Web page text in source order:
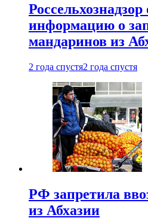
Россельхознадзор
информацию о
мандаринов из
2 года спустя2 года спустя
РФ запретила
из Абхазии